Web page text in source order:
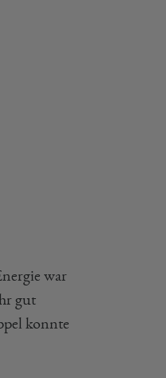
war
gut
konnte